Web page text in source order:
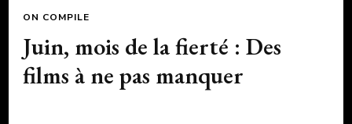
ON COMPILE
Juin, mois de la fierté : Des
films à ne pas manquer